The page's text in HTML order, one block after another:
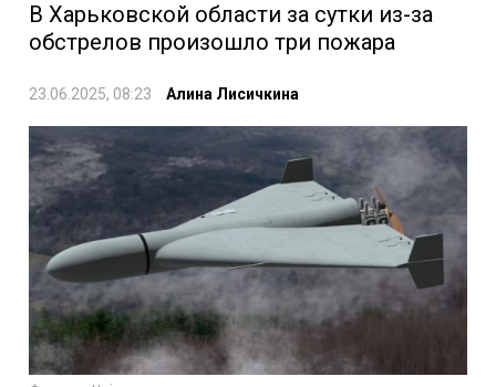
В Харьковской области за сутки из-за
обстрелов произошло три пожара
23.06.2025, 08:23 Алина Лисичкина